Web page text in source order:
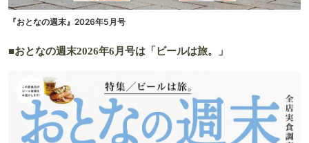
『おとなの週末』2026年5月号
■おとなの週末2026年6月号は「ビールは旅。」